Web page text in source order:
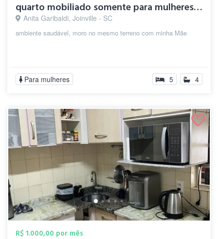
quarto mobiliado somente para mulheres, ...
Anita Garibaldi, Joinville - SC
ambiente saudável, moro no mesmo terreno com minha Mãe
Para mulheres 5 4
R$ 1.000,00 por mês